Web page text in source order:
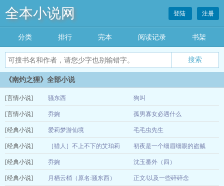
全本小说网 登陆 注册
分类 排行 完本 阅读记录 书架
《南灼之狸》全部小说
[言情小说] 骚东西 狗叫
[言情小说] 乔婉 孤男寡女必遇什么
[经典小说] 爱莉梦游仙境 毛毛虫先生
12-15
[经典小说] ［猎人］不上不下的艾珀莉 初夜是一个细眉细眼的盗贼
[经典小说] 乔婉 沈玉番外（四）
[经典小说] 月栖云梢（原名:骚东西） 正文/以及一些碎碎念